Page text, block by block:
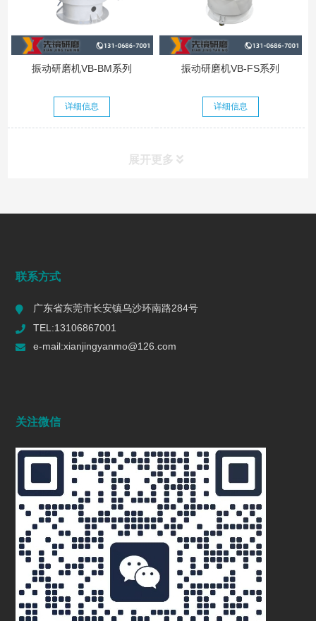
振动研磨机VB-BM系列
详细信息
振动研磨机VB-FS系列
详细信息
展开更多
深耕长三角｜先镜研磨江浙沪专属流体抛光方案，为精密
制造注入澎湃动能
2025/11/08 448
研磨机：颜料行业的色彩魔法师
2024/12/09 1078
联系方式
广东省东莞市长安镇乌沙环南路284号
TEL:13106867001
e-mail:xianjingyanmo@126.com
关注微信